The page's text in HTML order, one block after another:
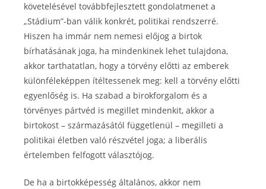
követelésével továbbfejlesztett gondolatmenet a
„Stádium”-ban válik konkrét, politikai rendszerré.
Hiszen ha immár nem nemesi előjog a birtok
bírhatásának joga, ha mindenkinek lehet tulajdona,
akkor tarthatatlan, hogy a törvény előtti az emberek
különféleképpen ítéltessenek meg: kell a törvény előtti
egyenlőség is. Ha szabad a birokforgalom és a
törvényes pártvéd is megillet mindenkit, akkor a
birtokost – származásától függetlenül – megilleti a
politikai életben való részvétel joga; a liberális
értelemben felfogott választójog.
De ha a birtokképesség általános, akkor nem